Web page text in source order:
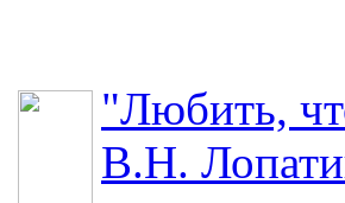
"Любить,
В.Н.